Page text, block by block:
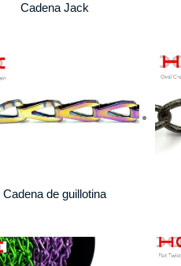
Cadena Jack
Cadena de guillotina